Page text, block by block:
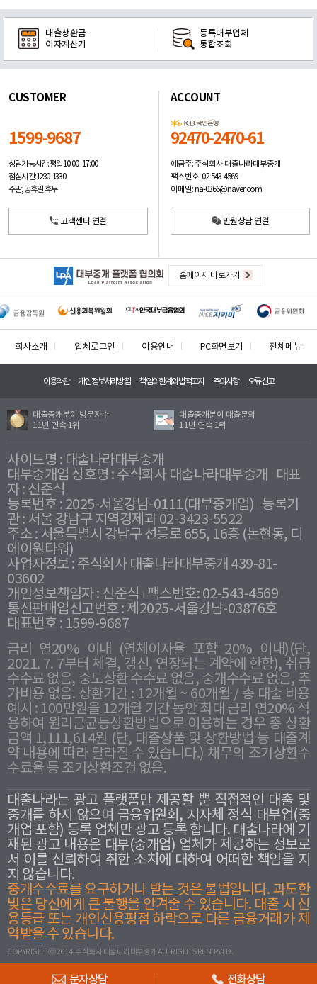
문자상담 전화상담
대출상환금
이자계산기
등록대부업체
통합조회
CUSTOMER
1599-9687
상담가능시간: 평일10:00 -17:00
점심시간: 12:30 - 13:30
주말, 공휴일 휴무
고객센터 연결
ACCOUNT
92470-2470-61
예금주: 주식회사 대출나라대부중개
팩스번호: 02-543-4569
이메일: na-0366@naver.com
민원상담 연결
홈페이지 바로가기
회사소개 업체로그인 이용안내 PC화면보기 전체메뉴
이용약관 개인정보처리방침 책임의한계와법적고지 주의사항 오류신고
대출중개분야 방문자수
11년 연속 1위
대출중개분야 대출문의
11년 연속 1위
사이트명 : 대출나라대부중개
대부중개업 상호명 : 주식회사 대출나라대부중개
대표
자 : 신준식
등록번호 : 2025-서울강남-0111(대부중개업) 등록기
관 : 서울 강남구 지역경제과 02-3423-5522
주소 : 서울특별시 강남구 선릉로 655, 16층 (논현동, 디
에이원타워)
사업자정보 : 주식회사 대출나라대부중개 439-81-
03602
개인정보책임자 : 신준식
팩스번호: 02-543-4569
통신판매업신고번호 : 제2025-서울강남-03876호
대표번호 : 1599-9687
금리 연20% 이내 (연체이자율 포함 20% 이내)(단,
2021. 7. 7부터 체결, 갱신, 연장되는 계약에 한함), 취급
수수료 없음, 중도상환 수수료 없음, 중개수수료 없음, 추
가비용 없음. 상환기간 : 12개월 ~ 60개월 / 총 대출 비용
예시 : 100만원을 12개월 기간 동안 최대 금리 연20% 적
용하여 원리금균등상환방법으로 이용하는 경우 총 상환
금액 1,111,614원 (단, 대출상품 및 상환방법 등 대출계
약 내용에 따라 달라질 수 있습니다.) 채무의 조기상환수
수료율 등 조기상환조건 없음.
대출나라는 광고 플랫폼만 제공할 뿐 직접적인 대출 및
중개를 하지 않으며 금융위원회, 지자체 정식 대부업(중
개업 포함) 등록 업체만 광고 등록 합니다. 대출나라에 기
재된 광고 내용은 대부(중개업) 업체가 제공하는 정보로
서 이를 신뢰하여 취한 조치에 대하여 어떠한 책임을 지
지 않습니다.
중개수수료를 요구하거나 받는 것은 불법입니다. 과도한
빛은 당신에게 큰 불행을 안겨줄 수 있습니다. 대출 시 신
용등급 또는 개인신용평점 하락으로 다른 금융거래가 제
약받을 수 있습니다.
COPYRIGHT ⓒ 2014. 주식회사 대출나라대부중개 ALL RIGHTS RESERVED.